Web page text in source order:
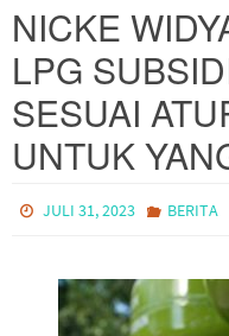
NICKE
LPG
SESUAI
UNTUK
JULI 31, 2023 BERITA